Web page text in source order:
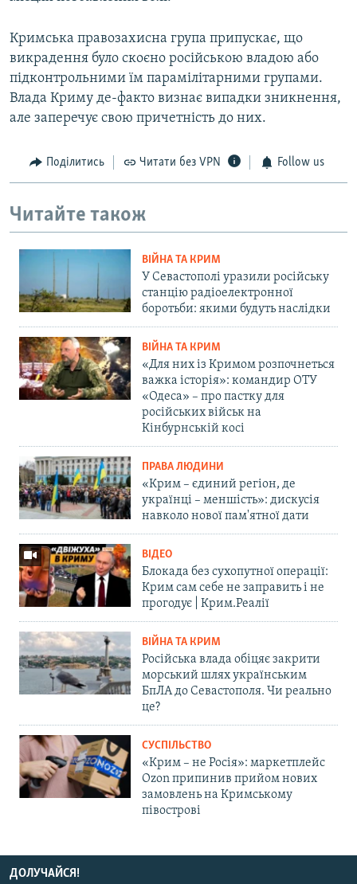
Кримська правозахисна група припускає, що
викрадення було скоєно російською владою або
підконтрольними їм парамілітарними групами.
Влада Криму де-факто визнає випадки зникнення,
але заперечує свою причетність до них.
Поділитись Читати без VPN Follow us
Читайте також
ВІЙНА ТА КРИМ
У Севастополі уразили російську
станцію радіоелектронної
боротьби: якими будуть наслідки
ВІЙНА ТА КРИМ
«Для них із Кримом розпочнеться
важка історія»: командир ОТУ
«Одеса» – про пастку для
російських військ на
Кінбурнській косі
ПРАВА ЛЮДИНИ
«Крим – єдиний регіон, де
українці – меншість»: дискусія
навколо нової пам'ятної дати
ВІДЕО
Блокада без сухопутної операції:
Крим сам себе не заправить і не
прогодує | Крим.Реалії
ВІЙНА ТА КРИМ
Російська влада обіцяє закрити
морський шлях українським
БпЛА до Севастополя. Чи реально
це?
СУСПІЛЬСТВО
«Крим – не Росія»: маркетплейс
Ozon припинив прийом нових
замовлень на Кримському
півострові
ДОЛУЧАЙСЯ!